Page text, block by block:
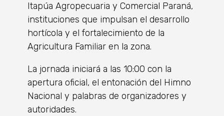
Itapúa Agropecuaria y Comercial Paraná,
instituciones que impulsan el desarrollo
hortícola y el fortalecimiento de la
Agricultura Familiar en la zona.
La jornada iniciará a las 10:00 con la
apertura oficial, el entonación del Himno
Nacional y palabras de organizadores y
autoridades.